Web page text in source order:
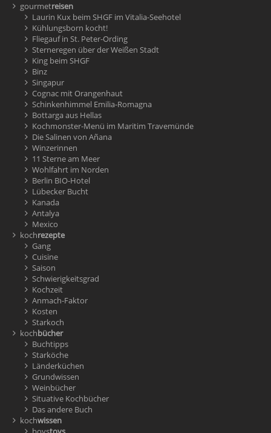
gourmetreisen
Laurin Kux beim SHGF im Vitalia-Seehotel
Kühlungsborn kocht!
Fliegauf in St. Peter-Ording
Sterneregen über der Weißen Stadt
King beim SHGF
Binz
Singapur
Cognac mit Orangenhaut
Schinkenhimmel Emilia-Romagna
Bottarga aus Hellas
Kochmonster-Menü im Maritim Travemünde
Die Salinen von Añana
Winzerinnen
11 Sterne am Meer
Wohlfahrt im Norden
Berlin BIO-Hotel
Lübecker Bucht
Kanada
Antalya
Mexico
kochrezepte
Gang
Cuisine
Saison
Schwierigkeitsgrad
Kochzeit
Anmach-Faktor
Kosten
Starkoch
kochbücher
Buchtipps
Starköche
Länderküchen
Grundwissen
Weinbücher
Situative Kochbücher
Das andere Buch
kochwissen